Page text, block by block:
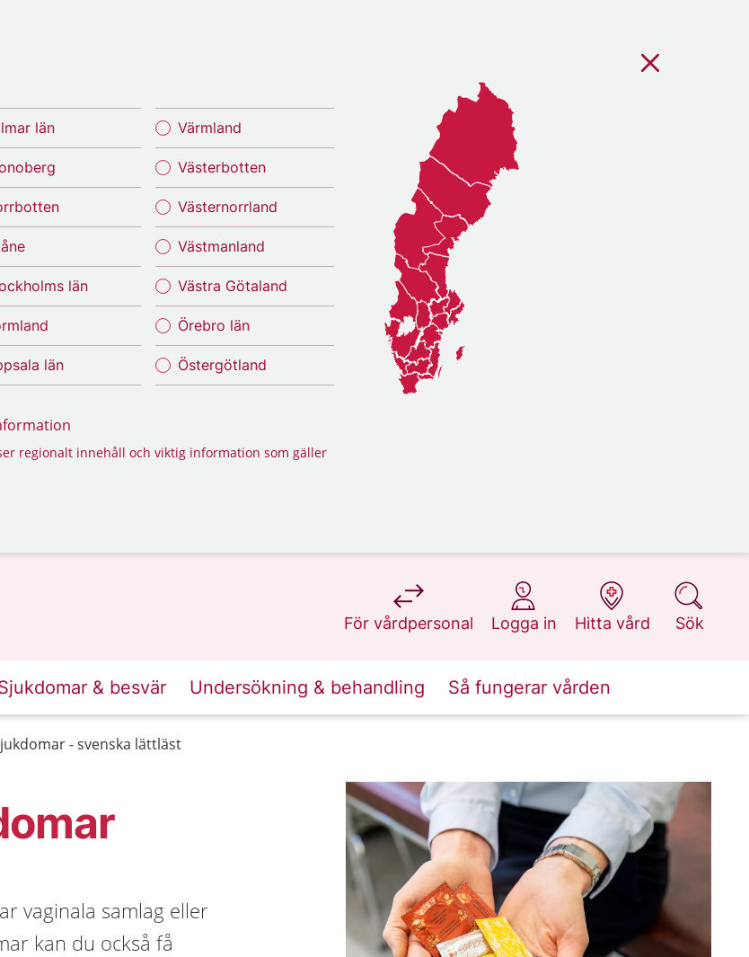
län
län
län
Värmland
Västerbotten
Västernorrland
Västmanland
Västra Götaland
Örebro län
Östergötland
regionalt innehåll och viktig information som gäller
För vårdpersonal
på 1177.se
Logga in
på 1177.se
Hitta vård
på 1177.se
Sök
på 1177.se
& besvär Undersökning & behandling Så fungerar vården
- svenska lättläst
vaginala samlag eller
kan du också få